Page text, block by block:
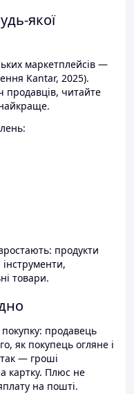
якої
маркетплейсів —
Kantar, 2025).
продавців, читайте
найкраще.
продукти
товари.
продавець
як покупець огляне і
— гроші
картку. Плюс не
на пошті.